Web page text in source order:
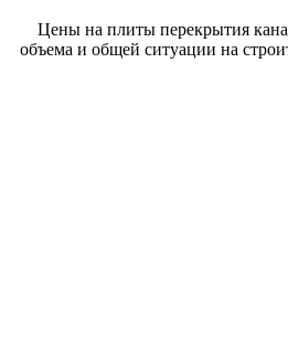
Цены на плиты перекрытия
объема и общей ситуации на